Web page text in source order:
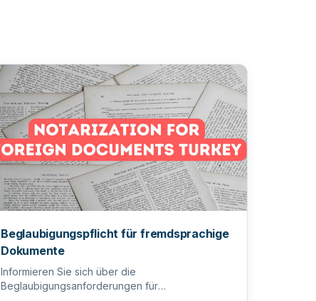
Beglaubigungspflicht für fremdsprachige
Dokumente
Informieren Sie sich über die
Beglaubigungsanforderungen für